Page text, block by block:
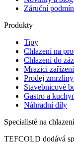
Záruční
Produkty
Tipy
Chlazení na
Chlazení do
Mrazicí zařízení
Prodej zmrzliny
Stavebnicové
Gastro a
Náhradní díly
Specialisté na
TEFCOLD dodává